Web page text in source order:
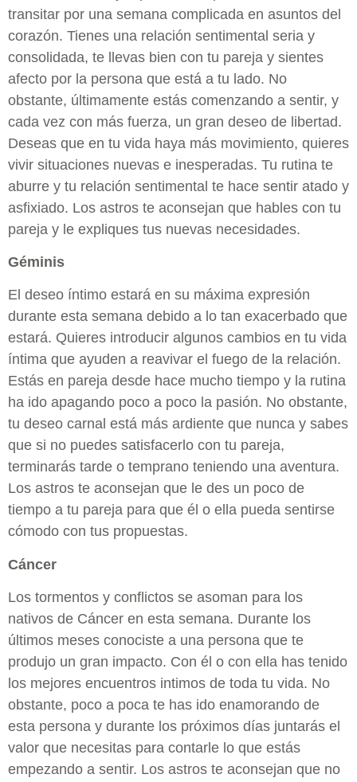
transitar por una semana complicada en asuntos del
corazón. Tienes una relación sentimental seria y
consolidada, te llevas bien con tu pareja y sientes
afecto por la persona que está a tu lado. No
obstante, últimamente estás comenzando a sentir, y
cada vez con más fuerza, un gran deseo de libertad.
Deseas que en tu vida haya más movimiento, quieres
vivir situaciones nuevas e inesperadas. Tu rutina te
aburre y tu relación sentimental te hace sentir atado y
asfixiado. Los astros te aconsejan que hables con tu
pareja y le expliques tus nuevas necesidades.
Géminis
El deseo íntimo estará en su máxima expresión
durante esta semana debido a lo tan exacerbado que
estará. Quieres introducir algunos cambios en tu vida
íntima que ayuden a reavivar el fuego de la relación.
Estás en pareja desde hace mucho tiempo y la rutina
ha ido apagando poco a poco la pasión. No obstante,
tu deseo carnal está más ardiente que nunca y sabes
que si no puedes satisfacerlo con tu pareja,
terminarás tarde o temprano teniendo una aventura.
Los astros te aconsejan que le des un poco de
tiempo a tu pareja para que él o ella pueda sentirse
cómodo con tus propuestas.
Cáncer
Los tormentos y conflictos se asoman para los
nativos de Cáncer en esta semana. Durante los
últimos meses conociste a una persona que te
produjo un gran impacto. Con él o con ella has tenido
los mejores encuentros intimos de toda tu vida. No
obstante, poco a poca te has ido enamorando de
esta persona y durante los próximos días juntarás el
valor que necesitas para contarle lo que estás
empezando a sentir. Los astros te aconsejan que no